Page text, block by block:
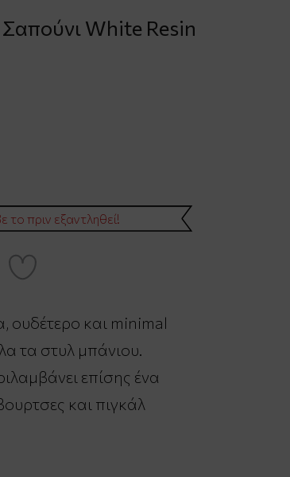
White Resin
το πριν εξαντληθεί!
ουδέτερο και minimal
τα στυλ μπάνιου.
επίσης ένα
και πιγκάλ